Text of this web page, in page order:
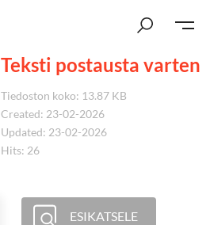
Teksti postausta varten
Tiedoston koko: 13.87 KB
Created: 23-02-2026
Updated: 23-02-2026
Hits: 26
ESIKATSELE